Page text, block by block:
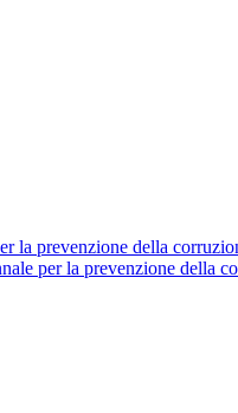
la prevenzione della
per la prevenzione della